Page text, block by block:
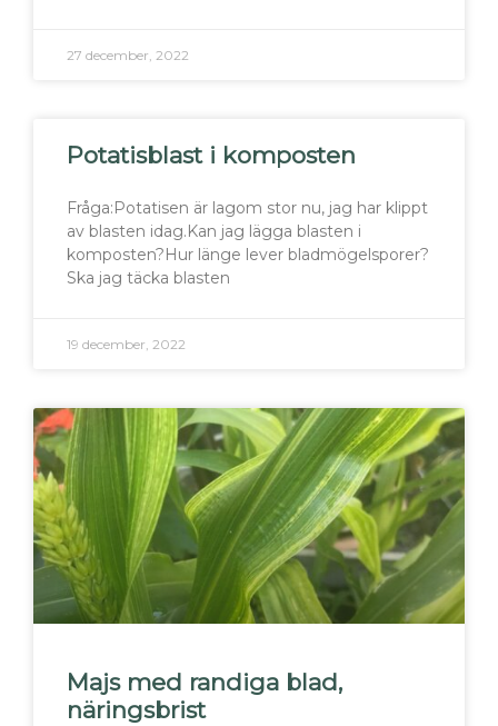
27 december, 2022
Potatisblast i komposten
Fråga:Potatisen är lagom stor nu, jag har klippt
av blasten idag.Kan jag lägga blasten i
komposten?Hur länge lever bladmögelsporer?
Ska jag täcka blasten
19 december, 2022
Majs med randiga blad,
näringsbrist